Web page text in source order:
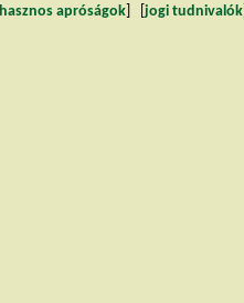
hasznos apróságok jogi tudnivalók